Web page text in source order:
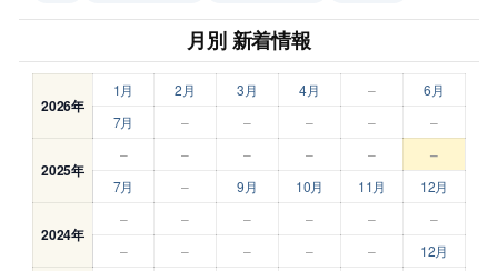
月別 新着情報
2026年
1月 2月 3月 4月 –
6月
7月
– – – – –
2025年
– – – – – –
7月 – 9月 10月 11月 12月
2024年
– – – – –
–
–
– – – – 12月